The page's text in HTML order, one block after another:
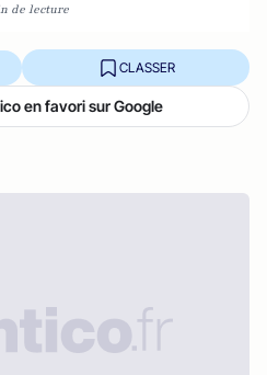
de lecture
CLASSER
en favori sur Google